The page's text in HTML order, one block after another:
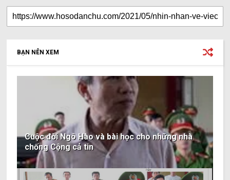
BẠN NÊN XEM
Cuộc đời Ngô Hào và bài học cho những nhà
chống Cộng cả tin